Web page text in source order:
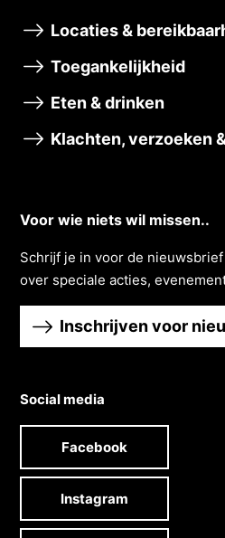
Locaties &
Toegankelijkheid
Eten & drinken
Klachten, verzoeken
Voor wie niets wil missen..
Schrĳf je in voor de
over speciale acties,
Inschrijven voor
Social media
Facebook
Instagram